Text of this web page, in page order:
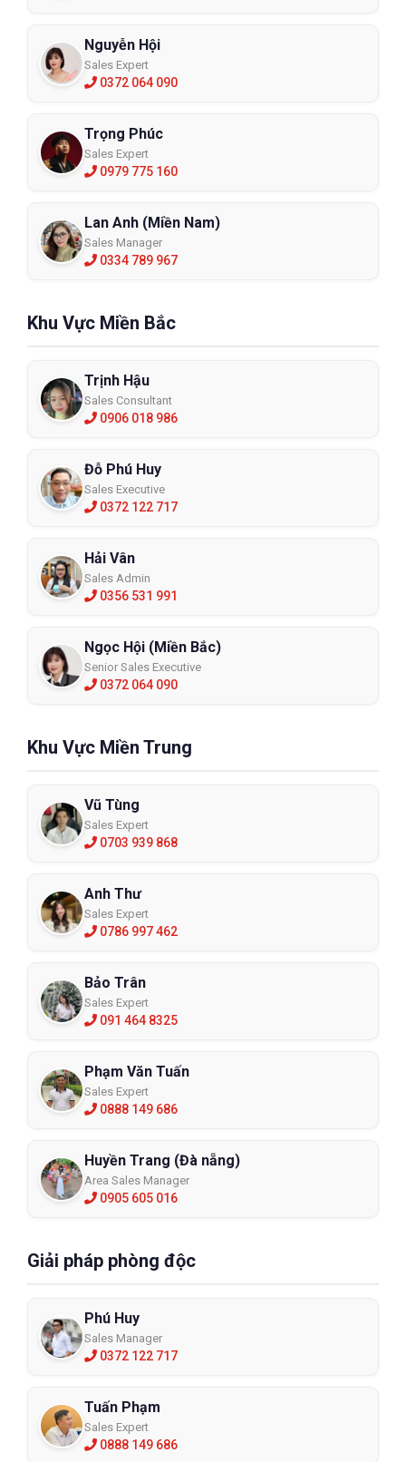
Nguyễn Hội
Sales Expert
0372 064 090
Trọng Phúc
Sales Expert
0979 775 160
Lan Anh (Miền Nam)
Sales Manager
0334 789 967
Khu Vực Miền Bắc
Trịnh Hậu
Sales Consultant
0906 018 986
Đỗ Phú Huy
Sales Executive
0372 122 717
Hải Vân
Sales Admin
0356 531 991
Ngọc Hội (Miền Bắc)
Senior Sales Executive
0372 064 090
Khu Vực Miền Trung
Vũ Tùng
Sales Expert
0703 939 868
Anh Thư
Sales Expert
0786 997 462
Bảo Trân
Sales Expert
091 464 8325
Phạm Văn Tuấn
Sales Expert
0888 149 686
Huyền Trang (Đà nẵng)
Area Sales Manager
0905 605 016
Giải pháp phòng độc
Phú Huy
Sales Manager
0372 122 717
Tuấn Phạm
Sales Expert
0888 149 686